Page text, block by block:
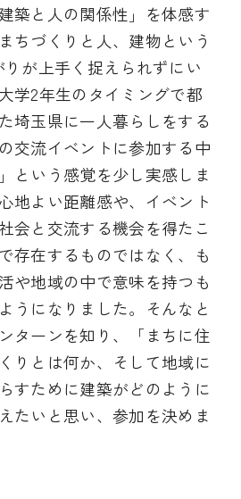
築と人の関係性」を体感す
ちづくりと人、建物という
が上手く捉えられずにい
学2年生のタイミングで都
埼玉県に一人暮らしをする
交流イベントに参加する中
という感覚を少し実感しま
地よい距離感や、イベント
会と交流する機会を得たこ
存在するものではなく、も
や地域の中で意味を持つも
うになりました。そんなと
ターンを知り、「まちに住
りとは何か、そして地域に
すために建築がどのように
たいと思い、参加を決めま